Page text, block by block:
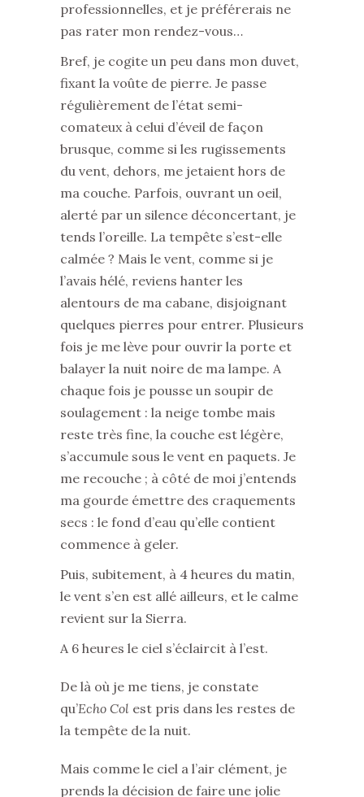
professionnelles, et je préférerais ne
pas rater mon rendez-vous…
Bref, je cogite un peu dans mon duvet,
fixant la voûte de pierre. Je passe
régulièrement de l’état semi-
comateux à celui d’éveil de façon
brusque, comme si les rugissements
du vent, dehors, me jetaient hors de
ma couche. Parfois, ouvrant un oeil,
alerté par un silence déconcertant, je
tends l’oreille. La tempête s’est-elle
calmée ? Mais le vent, comme si je
l’avais hélé, reviens hanter les
alentours de ma cabane, disjoignant
quelques pierres pour entrer. Plusieurs
fois je me lève pour ouvrir la porte et
balayer la nuit noire de ma lampe. A
chaque fois je pousse un soupir de
soulagement : la neige tombe mais
reste très fine, la couche est légère,
s’accumule sous le vent en paquets. Je
me recouche ; à côté de moi j’entends
ma gourde émettre des craquements
secs : le fond d’eau qu’elle contient
commence à geler.
Puis, subitement, à 4 heures du matin,
le vent s’en est allé ailleurs, et le calme
revient sur la Sierra.
A 6 heures le ciel s’éclaircit à l’est.
De là où je me tiens, je constate
qu’Echo Col est pris dans les restes de
la tempête de la nuit.
Mais comme le ciel a l’air clément, je
prends la décision de faire une jolie